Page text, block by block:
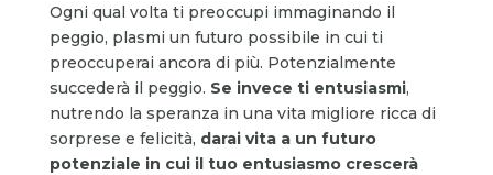
Ogni qual volta ti preoccupi immaginando il
peggio, plasmi un futuro possibile in cui ti
preoccuperai ancora di più. Potenzialmente
succederà il peggio. Se invece ti entusiasmi,
nutrendo la speranza in una vita migliore ricca di
sorprese e felicità, darai vita a un futuro
potenziale in cui il tuo entusiasmo crescerà